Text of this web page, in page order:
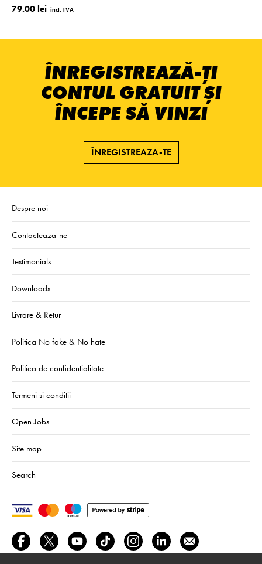
79.00 lei
ÎNREGISTREAZĂ-ȚI
CONTUL GRATUIT ȘI
ÎNCEPE SĂ VINZI
ÎNREGISTREAZA-TE
Despre noi
Contacteaza-ne
Testimonials
Downloads
Livrare & Retur
Politica No fake & No hate
Politica de confidentialitate
Termeni si conditii
Open Jobs
Site map
Search